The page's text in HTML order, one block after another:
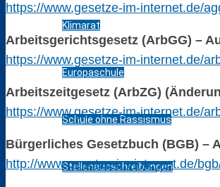
Klimarat
Europaschule
Schule ohne Rassismus
Stellenausschreibungen
https://www.gesetze-im-internet.de/
Arbeitsgerichtsgesetz (ArbGG) –
https://www.gesetze-im-internet.de/
Arbeitszeitgesetz (ArbZG)
https://www.gesetze-im-internet.de/
Bürgerliches Gesetzbuch (BGB) –
http://www.gesetze-im-internet.de/